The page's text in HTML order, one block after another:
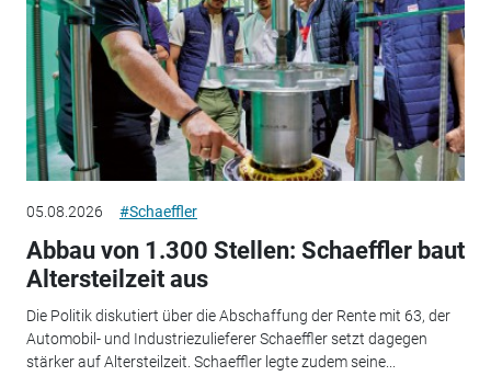
05.08.2026 #Schaeffler
Abbau von 1.300 Stellen: Schaeffler baut
Altersteilzeit aus
Die Politik diskutiert über die Abschaffung der Rente mit 63, der
Automobil- und Industriezulieferer Schaeffler setzt dagegen
stärker auf Altersteilzeit. Schaeffler legte zudem seine...